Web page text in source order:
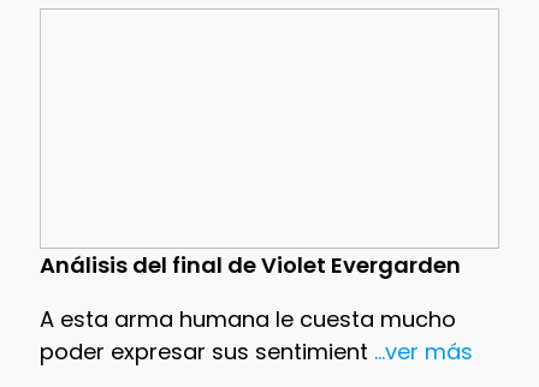
Análisis del final de Violet Evergarden
A esta arma humana le cuesta mucho
poder expresar sus sentimient ...ver más